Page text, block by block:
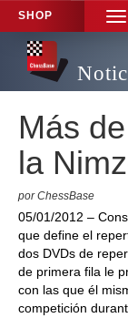
SHOP
Más
la
por ChessBase
05/01/2012 –
que define el
dos DVDs de
de primera fila le
con las que él
competición